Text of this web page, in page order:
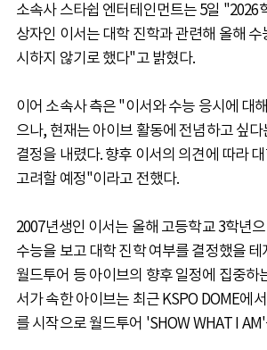
소속사 스타쉽 엔터테인먼트는 5일 "2026
상자인 이서는 대학 진학과 관련해 올해
시하지 않기로 했다"고 밝혔다.
이어 소속사 측은 "이서와 수능 응시에 대
으나, 현재는 아이브 활동에 전념하고 싶
결정을 내렸다. 향후 이서의 의견에 따라
고려할 예정"이라고 전했다.
2007년생인 이서는 올해 고등학교 3학년
수능을 보고 대학 진학 여부를 결정했을
월드투어 등 아이브의 향후 일정에 집중하
서가 속한 아이브는 최근 KSPO DOME에
를 시작으로 월드투어 'SHOW WHAT I